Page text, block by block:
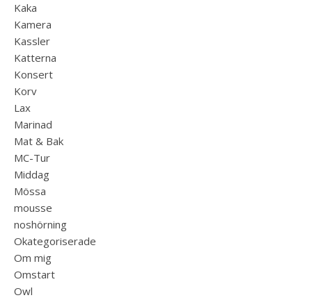
Kaka
Kamera
Kassler
Katterna
Konsert
Korv
Lax
Marinad
Mat & Bak
MC-Tur
Middag
Mössa
mousse
noshörning
Okategoriserade
Om mig
Omstart
Owl